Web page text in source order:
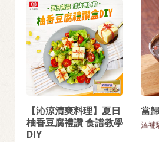
【沁涼清爽料理】夏日
柚香豆腐禮讚 食譜教學
DIY
當
溫補